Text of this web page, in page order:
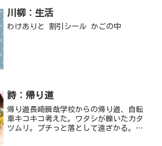
川柳：生活
わけありと 割引シール かごの中
詩：帰り道
帰り道長崎瞬哉学校からの帰り道、自転
車キコキコ考えた。ワタシが轢いたカタ
ツムリ。プチっと落として遠ざかる。人